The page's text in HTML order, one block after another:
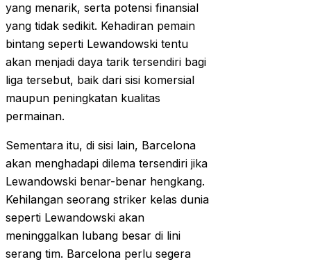
yang menarik, serta potensi finansial
yang tidak sedikit. Kehadiran pemain
bintang seperti Lewandowski tentu
akan menjadi daya tarik tersendiri bagi
liga tersebut, baik dari sisi komersial
maupun peningkatan kualitas
permainan.
Sementara itu, di sisi lain, Barcelona
akan menghadapi dilema tersendiri jika
Lewandowski benar-benar hengkang.
Kehilangan seorang striker kelas dunia
seperti Lewandowski akan
meninggalkan lubang besar di lini
serang tim. Barcelona perlu segera